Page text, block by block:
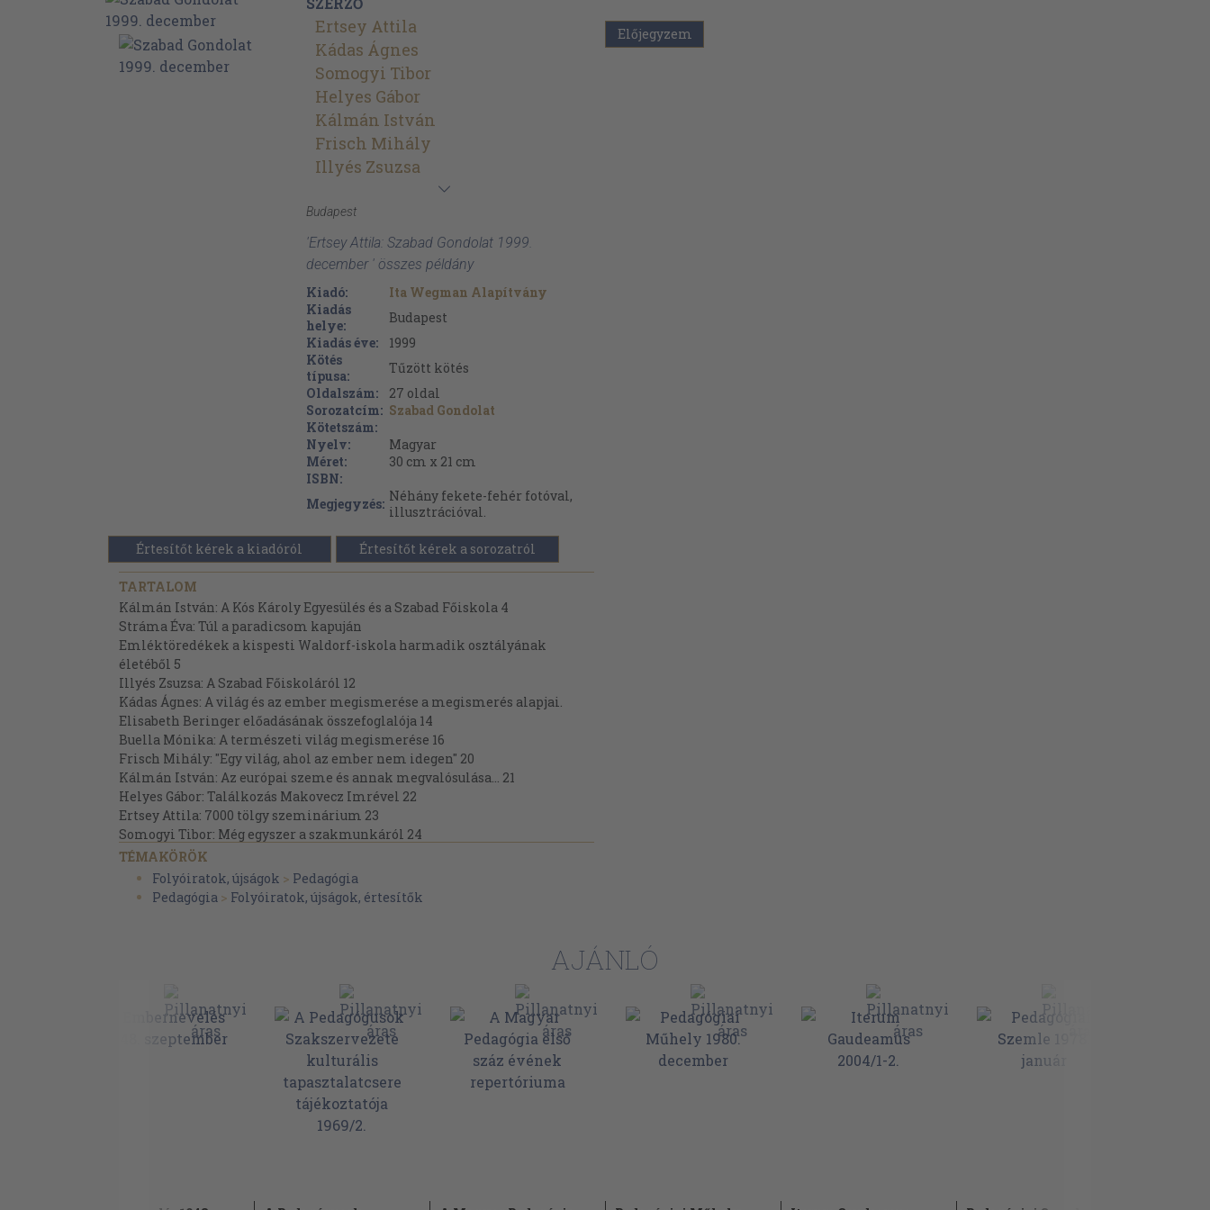
Ertsey Attila
Kádas Ágnes
Somogyi Tibor
Helyes Gábor
Kálmán István
Frisch Mihály
Illyés Zsuzsa
Budapest
'Ertsey Attila: Szabad Gondolat 1999.
december ' összes példány
Kiadó:
Ita Wegman Alapítvány
Kiadás
helye:
Budapest
Kiadás éve:
1999
Kötés
típusa:
Tűzött kötés
Oldalszám:
27 oldal
Sorozatcím: Szabad Gondolat
Kötetszám:
Nyelv:
Magyar
Méret:
30 cm x 21 cm
ISBN:
Megjegyzés: Néhány fekete-fehér fotóval,
illusztrációval.
Értesítőt kérek a kiadóról Értesítőt kérek a sorozatról
TARTALOM
Kálmán István: A Kós Károly Egyesülés és a Szabad Főiskola 4
Stráma Éva: Túl a paradicsom kapuján
Emléktöredékek a kispesti Waldorf-iskola harmadik osztályának
életéből 5
Illyés Zsuzsa: A Szabad Főiskoláról 12
Kádas Ágnes: A világ és az ember megismerése a megismerés alapjai.
Elisabeth Beringer előadásának összefoglalója 14
Buella Mónika: A természeti világ megismerése 16
Frisch Mihály: "Egy világ, ahol az ember nem idegen" 20
Kálmán István: Az európai szeme és annak megvalósulása... 21
Helyes Gábor: Találkozás Makovecz Imrével 22
Ertsey Attila: 7000 tölgy szeminárium 23
Somogyi Tibor: Még egyszer a szakmunkáról 24
Hírek, információk, beszámolók 26
TÉMAKÖRÖK
Folyóiratok, újságok > Pedagógia
Pedagógia > Folyóiratok, újságok, értesítők
Előjegyzem
AJÁNLÓ